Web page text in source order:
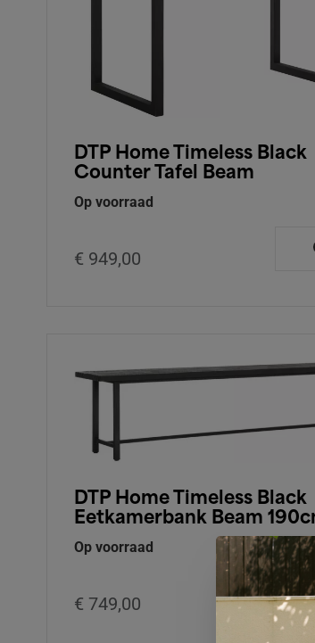
DTP Home Timeless Black
Counter Tafel Beam
Op voorraad
€ 949,00
DTP Home Timeless Black
Eetkamerbank Beam
Op voorraad
€ 749,00